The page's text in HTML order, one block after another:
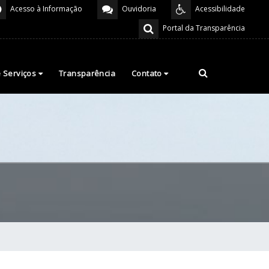
Acessibilidade
Ouvidoria
Acesso à Informação
Portal da Transparência
Serviços Transparência Contato